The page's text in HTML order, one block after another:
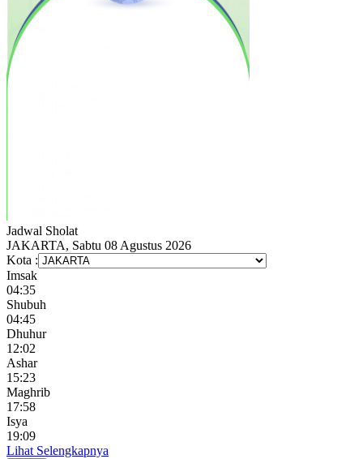
Jadwal Sholat
JAKARTA, Sabtu 08 Agustus 2026
Kota :
Imsak
04:35
Shubuh
04:45
Dhuhur
12:02
Ashar
15:23
Maghrib
17:58
Isya
19:09
Lihat Selengkapnya